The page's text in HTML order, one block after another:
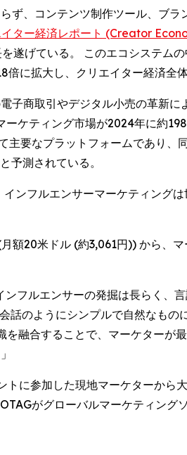
ず、コンテンツ制作ツール、ブラ
ター経済レポート (Creator
遂げている。 このエコシステム
に拡大し、クリエイター経済全体
商取引やデジタル小売の革新に
ーケティング市場が2024年に約
要なプラットフォームであり、
予測されている。
ンフルエンサーマーケティング
額20米ドル (約3,061円)) から、
フルエンサーの発掘は長らく、
のようにシンプルで自然なもの
融合することで、マーケターが
に参加した現地マーケターから
がグローバルマーケティング